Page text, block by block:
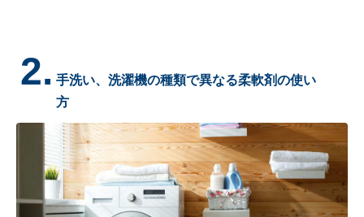
2. 手洗い、洗濯機の種類で異なる柔軟剤の使い
方